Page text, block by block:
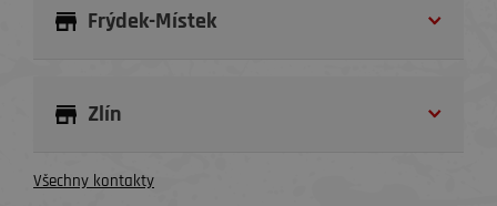
Frýdek-Místek
Zlín
Všechny kontakty